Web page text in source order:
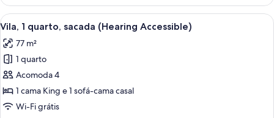
cama
(Hearing
Accessible)
1
cama
King
sofá-
cama
(Hearing
Accessible)
Carrega
todas
as
fotos
de
Vila,
1
Quarto de hotel com área de
5
Vila, 1 quarto, sacada (Hearing Accessible)
77 m²
1 quarto
Acomoda 4
1 cama King e 1 sofá-cama casal
Wi-Fi grátis